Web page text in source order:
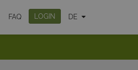
FAQ LOGIN DE